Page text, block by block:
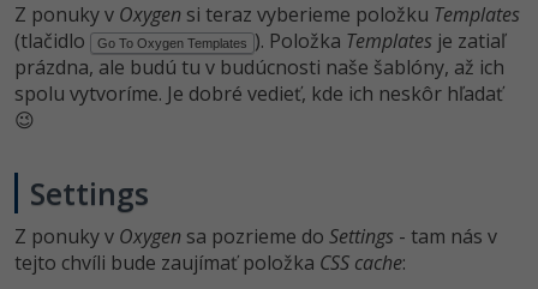
Z ponuky v Oxygen si teraz vyberieme položku Templates
(tlačidlo
Go To Oxygen Templates ). Položka Templates je zatiaľ
prázdna, ale budú tu v budúcnosti naše šablóny, až ich
spolu vytvoríme. Je dobré vedieť, kde ich neskôr hľadať
😉
Settings
Z ponuky v Oxygen sa pozrieme do Settings - tam nás v
tejto chvíli bude zaujímať položka CSS cache: